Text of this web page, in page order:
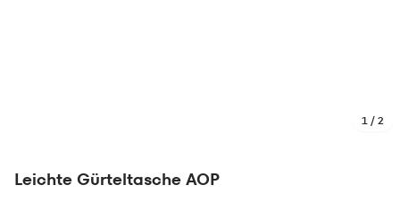
1 / 2
Leichte Gürteltasche AOP